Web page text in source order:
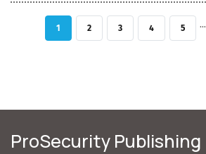
AKTUELLE SEITE
1 SEITE
2 SEITE
3 SEITE
4 SEITE
5 …
ProSecurity Publishing